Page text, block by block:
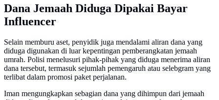
Dana Jemaah Diduga Dipakai Bayar
Influencer
Selain memburu aset, penyidik juga mendalami aliran dana yang
diduga digunakan di luar kepentingan pemberangkatan jemaah
umrah. Polisi menelusuri pihak-pihak yang diduga menerima aliran
dana tersebut, termasuk sejumlah pemengaruh atau selebgram yang
terlibat dalam promosi paket perjalanan.
Iman mengungkapkan sebagian dana yang dihimpun dari jemaah